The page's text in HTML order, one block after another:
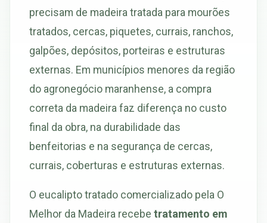
precisam de madeira tratada para mourões
tratados, cercas, piquetes, currais, ranchos,
galpões, depósitos, porteiras e estruturas
externas. Em municípios menores da região
do agronegócio maranhense, a compra
correta da madeira faz diferença no custo
final da obra, na durabilidade das
benfeitorias e na segurança de cercas,
currais, coberturas e estruturas externas.
O eucalipto tratado comercializado pela O
Melhor da Madeira recebe tratamento em